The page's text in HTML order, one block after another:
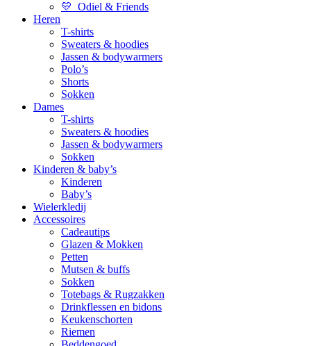
💛 Odiel & Friends
Heren
T-shirts
Sweaters & hoodies
Jassen & bodywarmers
Polo’s
Shorts
Sokken
Dames
T-shirts
Sweaters & hoodies
Jassen & bodywarmers
Sokken
Kinderen & baby’s
Kinderen
Baby’s
Wielerkledij
Accessoires
Cadeautips
Glazen & Mokken
Petten
Mutsen & buffs
Sokken
Totebags & Rugzakken
Drinkflessen en bidons
Keukenschorten
Riemen